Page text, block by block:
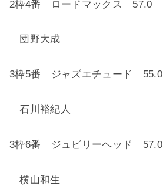
2枠4番 ロードマックス 57.0
団野大成
3枠5番 ジャズエチュード 55.0
石川裕紀人
3枠6番 ジュビリーヘッド 57.0
横山和生